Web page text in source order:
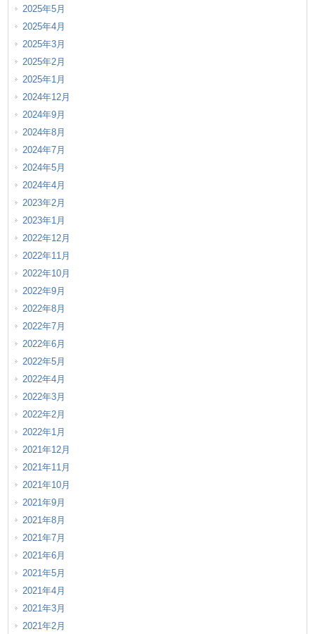
2025年5月
2025年4月
2025年3月
2025年2月
2025年1月
2024年12月
2024年9月
2024年8月
2024年7月
2024年5月
2024年4月
2023年2月
2023年1月
2022年12月
2022年11月
2022年10月
2022年9月
2022年8月
2022年7月
2022年6月
2022年5月
2022年4月
2022年3月
2022年2月
2022年1月
2021年12月
2021年11月
2021年10月
2021年9月
2021年8月
2021年7月
2021年6月
2021年5月
2021年4月
2021年3月
2021年2月